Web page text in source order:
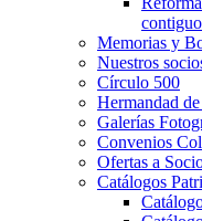
Memorias y
Nuestros
Círculo 500
Hermandad
Galerías
Convenios
Ofertas a
Catálogos